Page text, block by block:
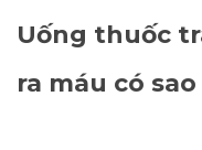
Uống thuốc
ra máu có